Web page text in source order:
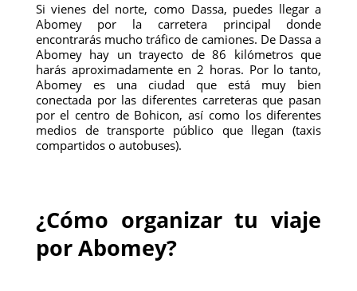
Si vienes del norte, como Dassa, puedes llegar a
Abomey por la carretera principal donde
encontrarás mucho tráfico de camiones. De Dassa a
Abomey hay un trayecto de 86 kilómetros que
harás aproximadamente en 2 horas. Por lo tanto,
Abomey es una ciudad que está muy bien
conectada por las diferentes carreteras que pasan
por el centro de Bohicon, así como los diferentes
medios de transporte público que llegan (taxis
compartidos o autobuses).
¿Cómo organizar tu viaje
por Abomey?